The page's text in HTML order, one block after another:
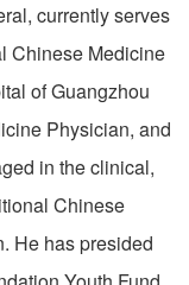
currently serves
Chinese Medicine
of Guangzhou
Physician, and
in the clinical,
Chinese
He has presided